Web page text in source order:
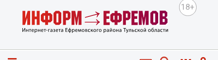
18+